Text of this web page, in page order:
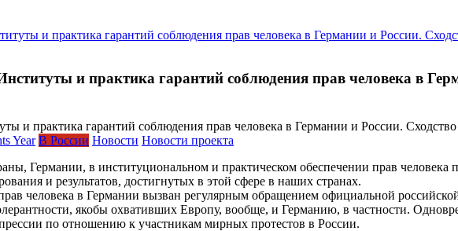
и практика гарантий соблюдения прав человека в Германии и России.
и практика гарантий соблюдения прав человека в
Year В России Новости Новости проекта
Германии, в институциональном и практическом обеспечении прав человека
и результатов, достигнутых в этой сфере в наших странах.
человека в Германии вызван регулярным обращением официальной
якобы охвативших Европу, вообще, и Германию, в частности.
по отношению к участникам мирных протестов в России.